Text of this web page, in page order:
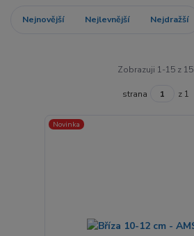
Nejnovější Nejlevnější Nejdražší
Zobrazuji 1-15 z 15
strana z 1
Novinka